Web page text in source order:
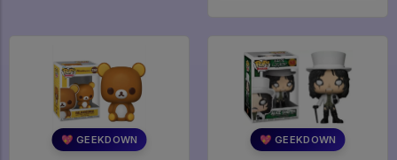
💖 GEEKDOWN 💖 GEEKDOWN